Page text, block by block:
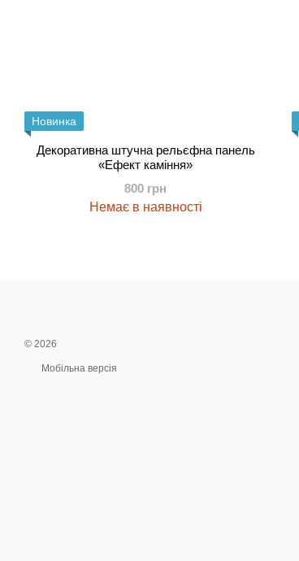
Новинка
Декоративна штучна рельєфна панель
«Ефект каміння»
800 грн
Немає в наявності
© 2026
Мобільна версія